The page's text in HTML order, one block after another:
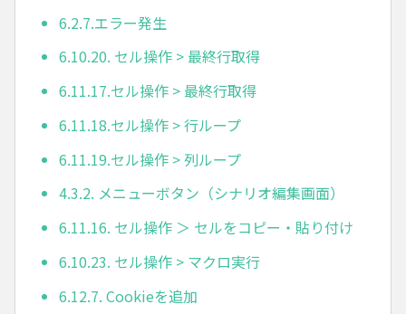
6.2.7.エラー発生
6.10.20. セル操作 > 最終行取得
6.11.17.セル操作 > 最終行取得
6.11.18.セル操作 > 行ループ
6.11.19.セル操作 > 列ループ
4.3.2. メニューボタン（シナリオ編集画面）
6.11.16. セル操作 ＞ セルをコピー・貼り付け
6.10.23. セル操作 > マクロ実行
6.12.7. Cookieを追加